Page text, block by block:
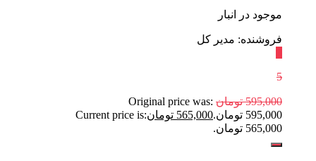
موجود در انبار
فروشنده: مدیر کل
5
595,000 تومان Original price was:
595,000 تومان.
565,000 تومانCurrent price is:
565,000 تومان.